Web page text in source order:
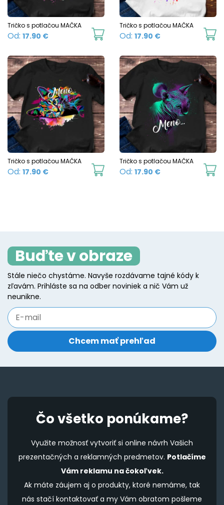
be
chosen
product
page
Tričko s potlačou MAČKA
Od: 17.90 €
This
has
multiple
variants.
The
options
may
be
chosen
Tričko s potlačou MAČKA
Od: 17.90 €
Tričko s potlačou MAČKA
Od: 17.90 €
This
options
may
be
on
product
page
Tričko s potlačou MAČKA
Od: 17.90 €
Buďte v obraze
Stále niečo chystáme. Navyše rozdávame tajné kódy k
zľavám. Prihláste sa na odber noviniek a nič Vám už
neunikne.
Čo všetko ponúkame?
Využite možnosť vytvoriť si online návrh Vašich
prezentačných a reklamných predmetov. Potlačíme
Vám reklamu na čokoľvek.
Ak máte záujem aj o produkty, ktoré nemáme, tak
nás stačí kontaktovať a my Vám obratom pošleme